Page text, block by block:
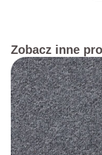
Zobacz inne